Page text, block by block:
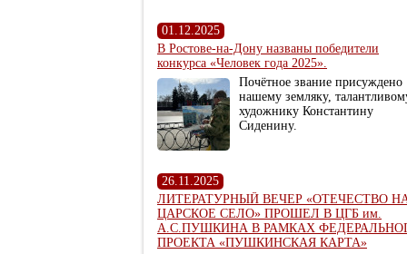
01.12.2025
В Ростове-на-Дону названы победители
конкурса «Человек года 2025».
Почётное звание присуждено
нашему земляку,
художнику Константину
Сиденину.
26.11.2025
ЛИТЕРАТУРНЫЙ ВЕЧЕР «ОТЕЧЕСТВО
ЦАРСКОЕ СЕЛО» ПРОШЕЛ В ЦГБ им.
А.С.ПУШКИНА В РАМКАХ
ПРОЕКТА «ПУШКИНСКАЯ КАРТА»